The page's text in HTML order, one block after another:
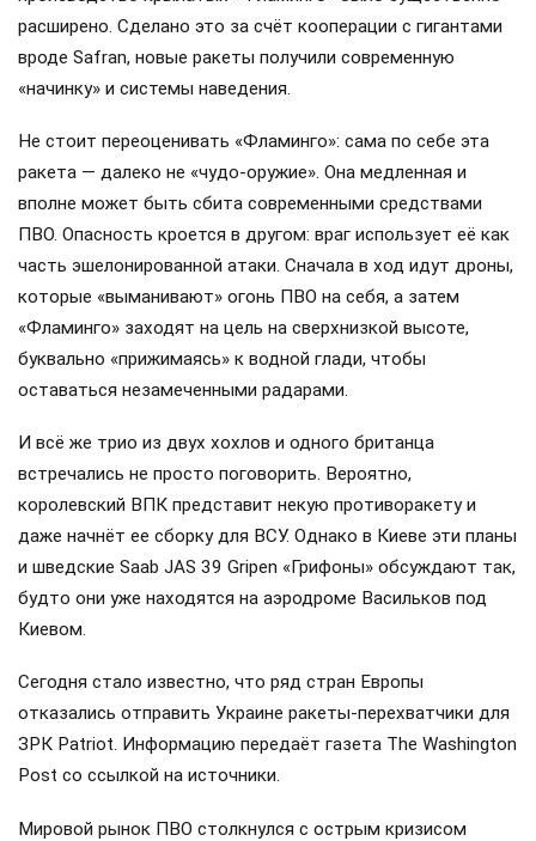
расширено. Сделано это за счёт кооперации с гигантами
вроде Safran, новые ракеты получили современную
«начинку» и системы наведения.
Не стоит переоценивать «Фламинго»: сама по себе эта
ракета — далеко не «чудо-оружие». Она медленная и
вполне может быть сбита современными средствами
ПВО. Опасность кроется в другом: враг использует её как
часть эшелонированной атаки. Сначала в ход идут дроны,
которые «выманивают» огонь ПВО на себя, а затем
«Фламинго» заходят на цель на сверхнизкой высоте,
буквально «прижимаясь» к водной глади, чтобы
оставаться незамеченными радарами.
И всё же трио из двух хохлов и одного британца
встречались не просто поговорить. Вероятно,
королевский ВПК представит некую противоракету и
даже начнёт ее сборку для ВСУ. Однако в Киеве эти планы
и шведские Saab JAS 39 Gripen «Грифоны» обсуждают так,
будто они уже находятся на аэродроме Васильков под
Киевом.
Сегодня стало известно, что ряд стран Европы
отказались отправить Украине ракеты-перехватчики для
ЗРК Patriot. Информацию передаёт газета The Washington
Post со ссылкой на источники.
Мировой рынок ПВО столкнулся с острым кризисом